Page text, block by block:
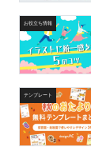
子供 作業員
お役立ち情報
テンプレート